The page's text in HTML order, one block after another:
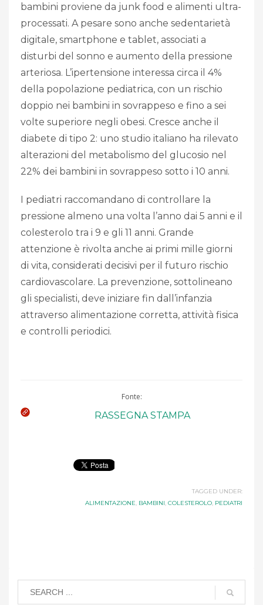
bambini proviene da junk food e alimenti ultra-
processati. A pesare sono anche sedentarietà
digitale, smartphone e tablet, associati a
disturbi del sonno e aumento della pressione
arteriosa. L’ipertensione interessa circa il 4%
della popolazione pediatrica, con un rischio
doppio nei bambini in sovrappeso e fino a sei
volte superiore negli obesi. Cresce anche il
diabete di tipo 2: uno studio italiano ha rilevato
alterazioni del metabolismo del glucosio nel
22% dei bambini in sovrappeso sotto i 10 anni.
I pediatri raccomandano di controllare la
pressione almeno una volta l’anno dai 5 anni e il
colesterolo tra i 9 e gli 11 anni. Grande
attenzione è rivolta anche ai primi mille giorni
di vita, considerati decisivi per il futuro rischio
cardiovascolare. La prevenzione, sottolineano
gli specialisti, deve iniziare fin dall’infanzia
attraverso alimentazione corretta, attività fisica
e controlli periodici.
Fonte:
RASSEGNA STAMPA
TAGGED UNDER:
ALIMENTAZIONE, BAMBINI, COLESTEROLO, PEDIATRI